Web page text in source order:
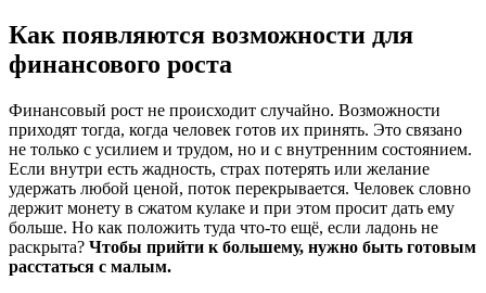
Как появляются возможности для
финансового роста
Финансовый рост не происходит случайно. Возможности
приходят тогда, когда человек готов их принять. Это связано
не только с усилием и трудом, но и с внутренним состоянием.
Если внутри есть жадность, страх потерять или желание
удержать любой ценой, поток перекрывается. Человек словно
держит монету в сжатом кулаке и при этом просит дать ему
больше. Но как положить туда что-то ещё, если ладонь не
раскрыта? Чтобы прийти к большему, нужно быть готовым
расстаться с малым.